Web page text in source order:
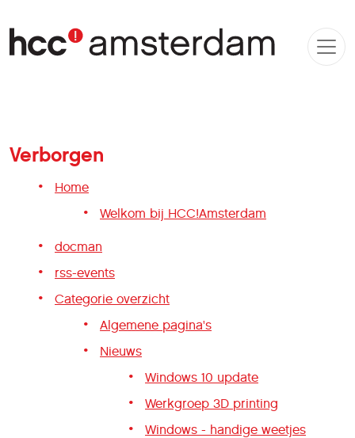
Verborgen
Home
Welkom bij HCC!Amsterdam
docman
rss-events
Categorie overzicht
Algemene pagina's
Nieuws
Windows 10 update
Werkgroep 3D printing
Windows - handige weetjes